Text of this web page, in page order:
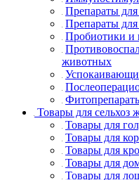
Препараты
Препараты
Пробиотики и
животных
Товары для сельхоз
Товары для
Товары для
Товары для
Товары для
Товары для